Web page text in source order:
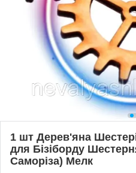
1 шт Дерев'яна
для Бізіборду
Саморіза) Мелк